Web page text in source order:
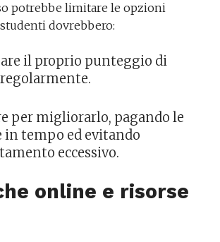
potrebbe limitare le opzioni
dovrebbero:
il proprio punteggio di
per migliorarlo, pagando le
tempo ed evitando
eccessivo.
online e risorse